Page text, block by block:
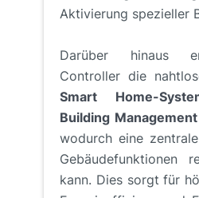
Aktivierung spezieller
Darüber hinaus
Controller die
Smart Home-
Building
wodurch eine
Gebäudefunktionen
kann. Dies sorgt für